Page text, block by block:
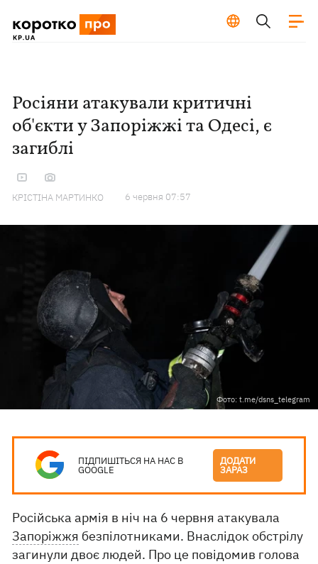
Росіяни атакували критичні
об'єкти у Запоріжжі та Одесі, є
загиблі
КРІСТІНА МАРТИНКО 6 червня 07:57
Фото: t.me/dsns_telegram
ПІДПИШІТЬСЯ НА НАС В
GOOGLE
ДОДАТИ
ЗАРАЗ
Російська армія в ніч на 6 червня атакувала
Запоріжжя безпілотниками. Внаслідок обстрілу
загинули двоє людей. Про це повідомив голова